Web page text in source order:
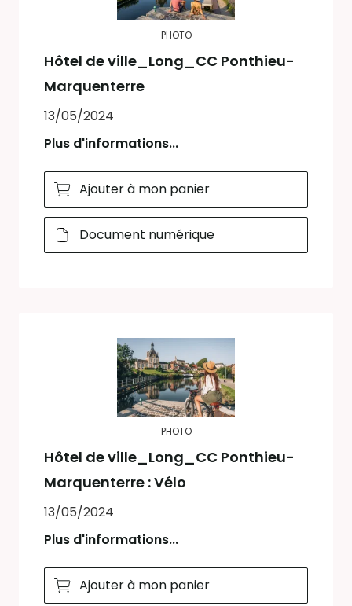
PHOTO
Hôtel de ville_Long_CC Ponthieu-
Marquenterre
13/05/2024
Plus d'informations...
Ajouter à mon panier
Document numérique
PHOTO
Hôtel de ville_Long_CC Ponthieu-
Marquenterre : Vélo
13/05/2024
Plus d'informations...
Ajouter à mon panier